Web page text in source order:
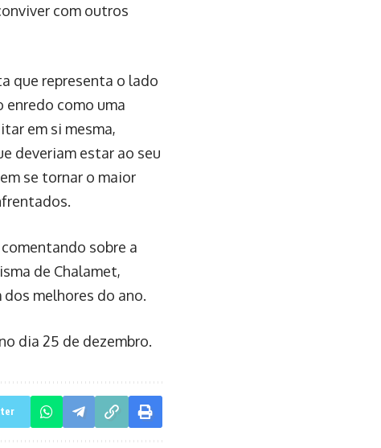
com outros
que representa o lado
enredo como uma
em si mesma,
deveriam estar ao seu
se tornar o maior
sobre a
de Chalamet,
melhores do ano.
dia 25 de dezembro.